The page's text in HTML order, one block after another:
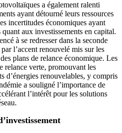
a également ralenti
ayant détourné leurs ressources
incertitudes économiques ayant
aux investissements en capital.
à se redresser dans la seconde
l’accent renouvelé mis sur les
plans de relance économique. Les
relance verte, promouvant les
d’énergies renouvelables, y compris
a souligné l’importance de
l’intérêt pour les solutions